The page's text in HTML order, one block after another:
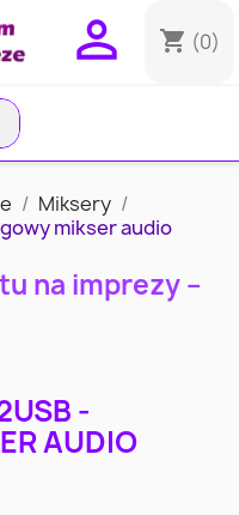
shopping_cart (0)

Miksery
mikser audio
na imprezy –
-
AUDIO